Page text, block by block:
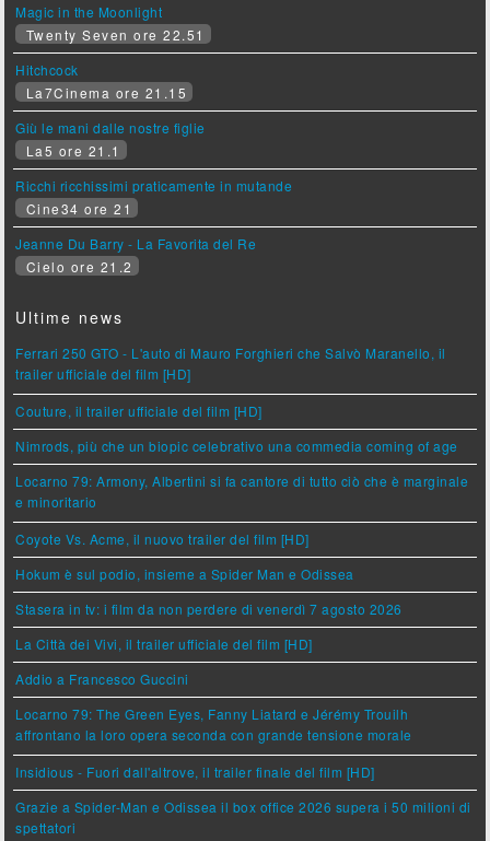
Magic in the Moonlight
Twenty Seven ore 22.51
Hitchcock
La7Cinema ore 21.15
Giù le mani dalle nostre figlie
La5 ore 21.1
Ricchi ricchissimi praticamente in mutande
Cine34 ore 21
Jeanne Du Barry - La Favorita del Re
Cielo ore 21.2
Ultime news
Ferrari 250 GTO - L'auto di Mauro Forghieri che Salvò Maranello, il
trailer ufficiale del film [HD]
Couture, il trailer ufficiale del film [HD]
Nimrods, più che un biopic celebrativo una commedia coming of age
Locarno 79: Armony, Albertini si fa cantore di tutto ciò che è marginale
e minoritario
Coyote Vs. Acme, il nuovo trailer del film [HD]
Hokum è sul podio, insieme a Spider Man e Odissea
Stasera in tv: i film da non perdere di venerdì 7 agosto 2026
La Città dei Vivi, il trailer ufficiale del film [HD]
Addio a Francesco Guccini
Locarno 79: The Green Eyes, Fanny Liatard e Jérémy Trouilh
affrontano la loro opera seconda con grande tensione morale
Insidious - Fuori dall'altrove, il trailer finale del film [HD]
Grazie a Spider-Man e Odissea il box office 2026 supera i 50 milioni di
spettatori